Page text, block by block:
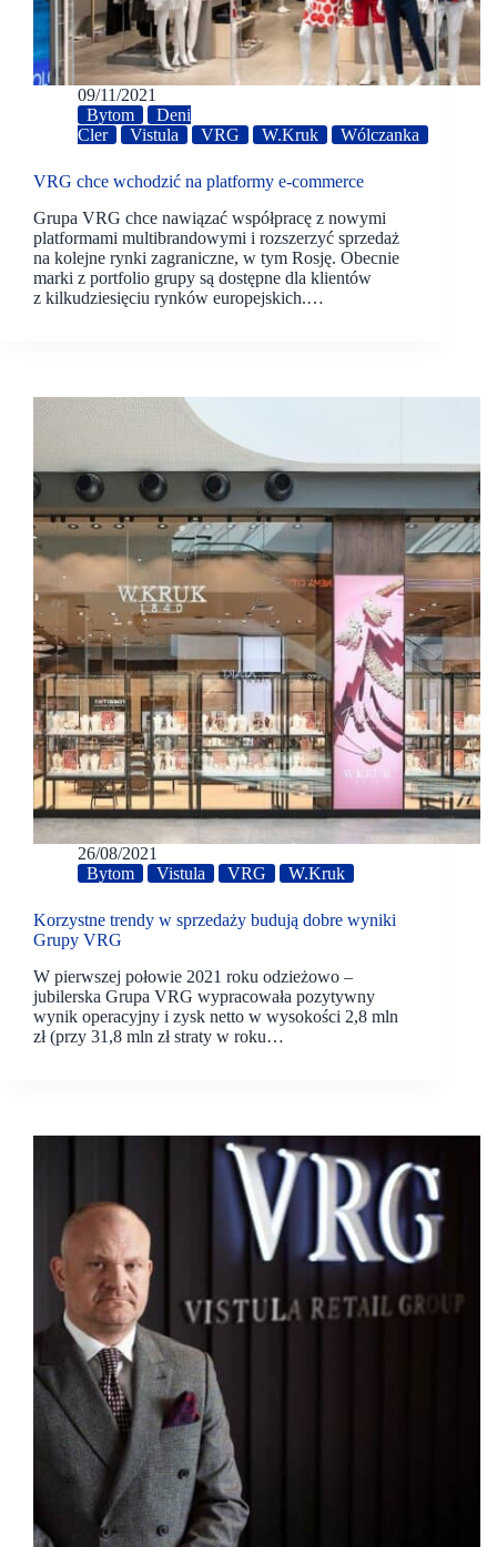
09/11/2021
Bytom
Deni
Cler
Vistula VRG W.Kruk Wólczanka
VRG chce wchodzić na platformy e-commerce
Grupa VRG chce nawiązać współpracę z nowymi
platformami multibrandowymi i rozszerzyć sprzedaż
na kolejne rynki zagraniczne, w tym Rosję. Obecnie
marki z portfolio grupy są dostępne dla klientów
z kilkudziesięciu rynków europejskich.…
26/08/2021
Bytom
Vistula VRG W.Kruk
Korzystne trendy w sprzedaży budują dobre wyniki
Grupy VRG
W pierwszej połowie 2021 roku odzieżowo –
jubilerska Grupa VRG wypracowała pozytywny
wynik operacyjny i zysk netto w wysokości 2,8 mln
zł (przy 31,8 mln zł straty w roku…